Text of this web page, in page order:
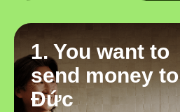
1. You want to
send money to
Đức